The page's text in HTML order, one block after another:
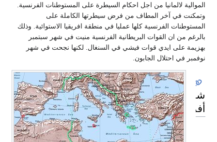
لالمانيا من اجل احكام السيطرة على المستوطنات الفرنسية.
في آخر المطاف من فرض سيطرتها الكاملة على
الفرنسية كلها عمليا في منطقة افريقيا الاستوائية. وذلك
من ان القوات البريطانية الفرنسية منيت في شهر سبتمبر
على ايدي قوات فيشي في السنغال. لكنها نجحت في شهر
في احتلال الجابون.